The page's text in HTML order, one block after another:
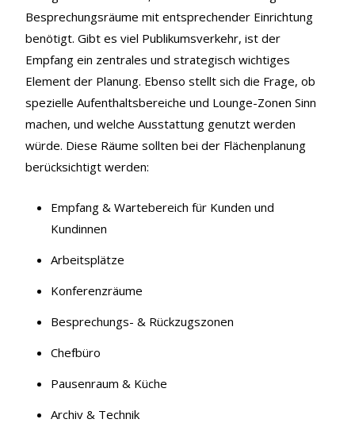
Besprechungsräume mit entsprechender Einrichtung
benötigt. Gibt es viel Publikumsverkehr, ist der
Empfang ein zentrales und strategisch wichtiges
Element der Planung. Ebenso stellt sich die Frage, ob
spezielle Aufenthaltsbereiche und Lounge-Zonen Sinn
machen, und welche Ausstattung genutzt werden
würde. Diese Räume sollten bei der Flächenplanung
berücksichtigt werden:
Empfang & Wartebereich für Kunden und
Kundinnen
Arbeitsplätze
Konferenzräume
Besprechungs- & Rückzugszonen
Chefbüro
Pausenraum & Küche
Archiv & Technik